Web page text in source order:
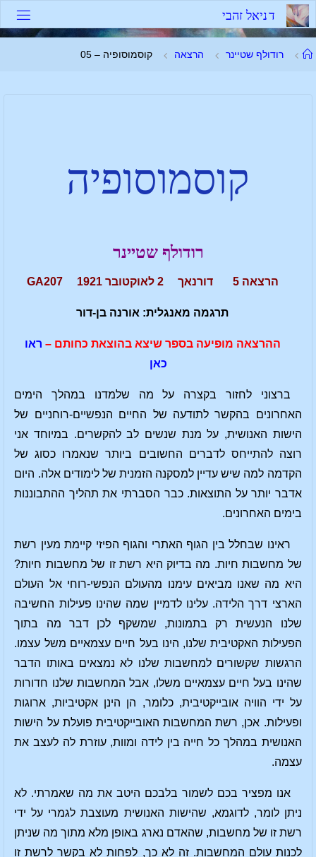
דניאל זהבי
רודולף שטיינר הרצאה קוסמוסופיה – 05
קוסמוסופיה
רודולף שטיינר
הרצאה 5 דורנאך 2 לאוקטובר 1921 GA207
תרגמה מאנגלית: אורנה בן-דור
ההרצאה מופיעה בספר שיצא בהוצאת כחותם – ראו
כאן
ברצוני לחזור בקצרה על מה שלמדנו במהלך הימים
האחרונים בהקשר לתודעה של החיים הנפשיים-רוחניים של
הישות האנושית, על מנת שנשים לב להקשרים. במיוחד אני
רוצה להתייחס לדברים החשובים ביותר שנאמרו כסוג של
הקדמה למה שיש עדיין למסקנה הזמנית של לימודים אלה. היום
אדבר יותר על התוצאות. כבר הסברתי את תהליך ההתבוננות
בימים האחרונים.
ראינו שבחלל בין הגוף האתרי והגוף הפיזי קיימת מעין רשת
של מחשבות חיות. מה בדיוק היא רשת זו של מחשבות חיות?
היא מה שאנו מביאים עימנו מהעולם הנפשי-רוחי אל העולם
הארצי דרך הלידה. עלינו לדמיין שמה שהינו פעילות החשיבה
שלנו הנעשית רק בתמונות, שמשקף לכן דבר מה בתוך
הפעילות האקטיבית שלנו, הינו בעל חיים עצמאיים משל עצמו.
הרגשות שקשורים למחשבות שלנו לא נמצאים באותו הדבר
שהינו בעל חיים עצמאיים משלו, אבל המחשבות שלנו חדורות
על ידי הוויה אובייקטיבית, כלומר, הן הינן אקטיביות, ארוגות
ופעילות. אכן, רשת המחשבות האובייקטיבית פועלת על הישות
האנושית במהלך כל חייה בין לידה ומוות, עוזרת לה לעצב את
עצמה.
אנו מפציר בכם לשמור בלבכם היטב את מה שאמרתי. לא
ניתן לומר, לדוגמא, שהישות האנושית מעוצבת לגמרי על ידי
רשת זו של מחשבות, שהאדם נארג באופן מלא מתוך מה שניתן
לכנות עולם המחשבות. זה לא כך, לפחות לא בקשר לרשת זו